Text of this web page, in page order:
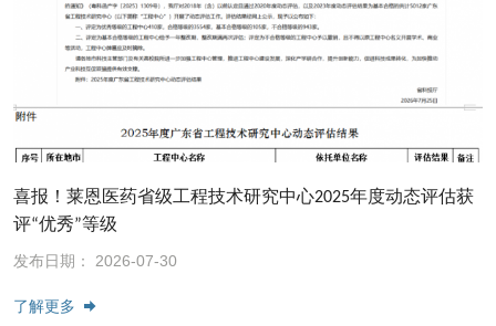
喜报！莱恩医药省级工程技术研究中心2025年度动态评估获
评“优秀”等级
发布日期： 2026-07-30
了解更多